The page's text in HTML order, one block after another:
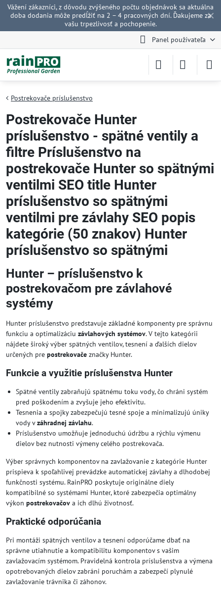
✕
Vážení zákazníci, z dôvodu zvýšeného počtu objednávok sa aktuálna
doba dodania môže predĺžiť na 2 – 4 pracovných dní. Ďakujeme za
vašu trpezlivosť a pochopenie.
Panel používateľa
Postrekovače príslušenstvo
Postrekovače Hunter
príslušenstvo - spätné ventily a
filtre Príslušenstvo na
postrekovače Hunter so spätnými
ventilmi SEO title Hunter
príslušenstvo so spätnými
ventilmi pre závlahy SEO popis
kategórie (50 znakov) Hunter
príslušenstvo so spätnými
Hunter – príslušenstvo k
postrekovačom pre závlahové
systémy
Hunter príslušenstvo predstavuje základné komponenty pre správnu
funkciu a optimalizáciu závlahových systémov. V tejto kategórii
nájdete široký výber spätných ventilov, tesnení a ďalších dielov
určených pre postrekovače značky Hunter.
Funkcie a využitie príslušenstva Hunter
Spätné ventily zabraňujú spätnému toku vody, čo chráni systém
pred poškodením a zvyšuje jeho efektivitu.
Tesnenia a spojky zabezpečujú tesné spoje a minimalizujú úniky
vody vzáhradnej závlahu.
Príslušenstvo umožňuje jednoduchú údržbu a rýchlu výmenu
dielov bez nutnosti výmeny celého postrekovača.
Výber správnych komponentov na zavlažovanie z kategórie Hunter
prispieva k spoľahlivej prevádzke automatickej závlahy a dlhodobej
funkčnosti systému. RainPRO poskytuje originálne diely
kompatibilné so systémami Hunter, ktoré zabezpečia optimálny
výkon postrekovačov a ich dlhú životnosť.
Praktické odporúčania
Pri montáži spätných ventilov a tesnení odporúčame dbať na
správne utiahnutie a kompatibilitu komponentov s vašim
zavlažovacím systémom. Pravidelná kontrola príslušenstva a výmena
opotrebovaných dielov zabráni poruchám a zabezpečí plynulé
zavlažovanie trávnika či záhonov.